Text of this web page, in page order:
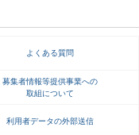
よくある質問
募集者情報等提供事業への
取組について
利用者データの外部送信